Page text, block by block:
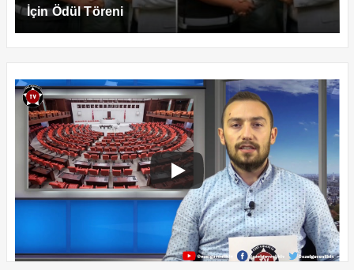
İçin Ödül Töreni